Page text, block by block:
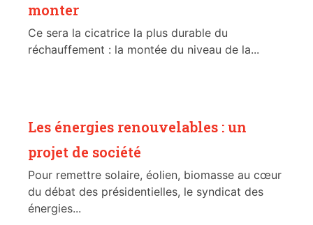
monter
Ce sera la cicatrice la plus durable du
réchauffement : la montée du niveau de la...
Les énergies renouvelables : un
projet de société
Pour remettre solaire, éolien, biomasse au cœur
du débat des présidentielles, le syndicat des
énergies...